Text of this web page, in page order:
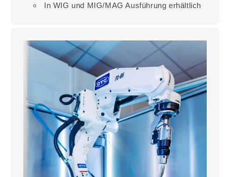
In WIG und MIG/MAG Ausführung erhältlich